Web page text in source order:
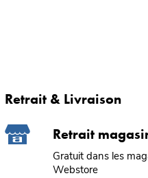
Retrait & Livraison
Retrait
Gratuit dans les
Webstore